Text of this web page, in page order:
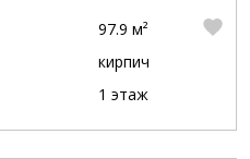
97.9 м²
кирпич
1 этаж